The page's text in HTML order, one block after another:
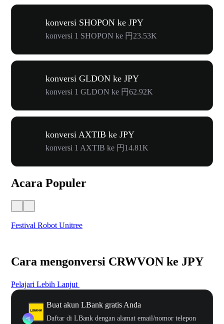
konversi SHOPON ke JPY
konversi 1 SHOPON ke 円23.53K
konversi GLDON ke JPY
konversi 1 GLDON ke 円62.92K
konversi AXTIB ke JPY
konversi 1 AXTIB ke 円14.81K
Acara Populer
Festival Robot Unitree
Cara mengonversi CRWVON ke JPY
Pelajari Lebih Lanjut
Buat akun LBank gratis Anda
Daftar di LBank dengan alamat email/nomor telepon